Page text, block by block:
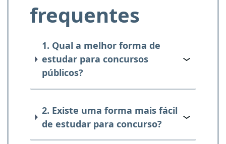
frequentes
1. Qual a melhor forma de
estudar para concursos
públicos?
2. Existe uma forma mais fácil
de estudar para concurso?